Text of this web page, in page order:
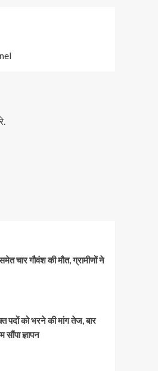
चार गौवंश की मौत, ग्रामीणों ने
पदों को भरने की मांग तेज, बार
ज्ञापन